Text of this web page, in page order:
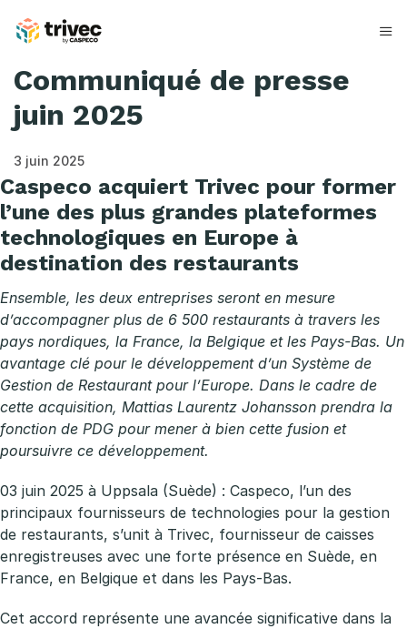
content
Communiqué de presse
juin 2025
3 juin 2025
Caspeco acquiert Trivec pour former
l’une des plus grandes plateformes
technologiques en Europe à
destination des restaurants
Ensemble, les deux entreprises seront en mesure
d’accompagner plus de 6 500 restaurants à travers les
pays nordiques, la France, la Belgique et les Pays-Bas. Un
avantage clé pour le développement d’un Système de
Gestion de Restaurant pour l’Europe. Dans le cadre de
cette acquisition, Mattias Laurentz Johansson prendra la
fonction de PDG pour mener à bien cette fusion et
poursuivre ce développement.
03 juin 2025 à Uppsala (Suède) : Caspeco, l’un des
principaux fournisseurs de technologies pour la gestion
de restaurants, s’unit à Trivec, fournisseur de caisses
enregistreuses avec une forte présence en Suède, en
France, en Belgique et dans les Pays-Bas.
Cet accord représente une avancée significative dans la